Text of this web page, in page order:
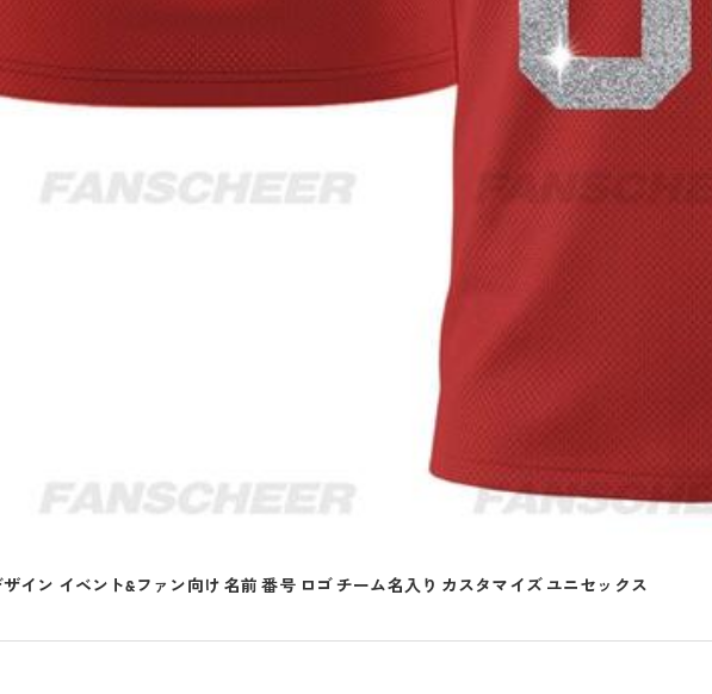
イン イベント&ファン向け 名前 番号 ロゴ チーム名入り カスタマイズ ユニセックス